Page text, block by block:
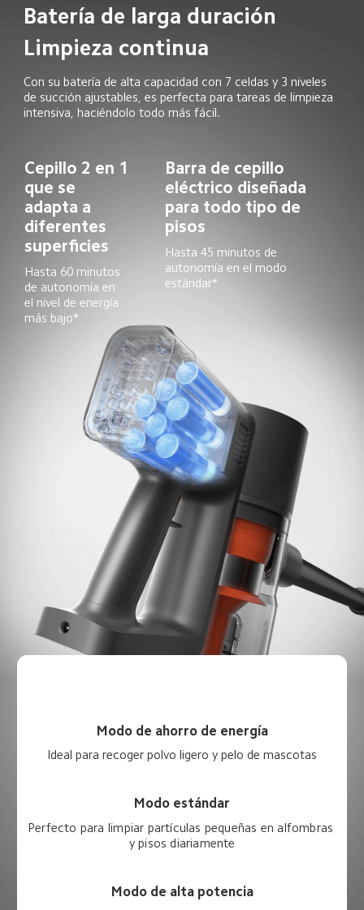
Batería de larga duración
Limpieza continua
Con su batería de alta capacidad con 7 celdas y 3 niveles
de succión ajustables, es perfecta para tareas de limpieza
intensiva, haciéndolo todo más fácil.
Cepillo 2 en 1
que se
adapta a
diferentes
superficies
Hasta 60 minutos
de autonomía en
el nivel de energía
más bajo*
Barra de cepillo
eléctrico diseñada
para todo tipo de
pisos
Hasta 45 minutos de
autonomía en el modo
estándar*
Modo de ahorro de energía
Ideal para recoger polvo ligero y pelo de mascotas
Modo estándar
Perfecto para limpiar partículas pequeñas en alfombras
y pisos diariamente
Modo de alta potencia